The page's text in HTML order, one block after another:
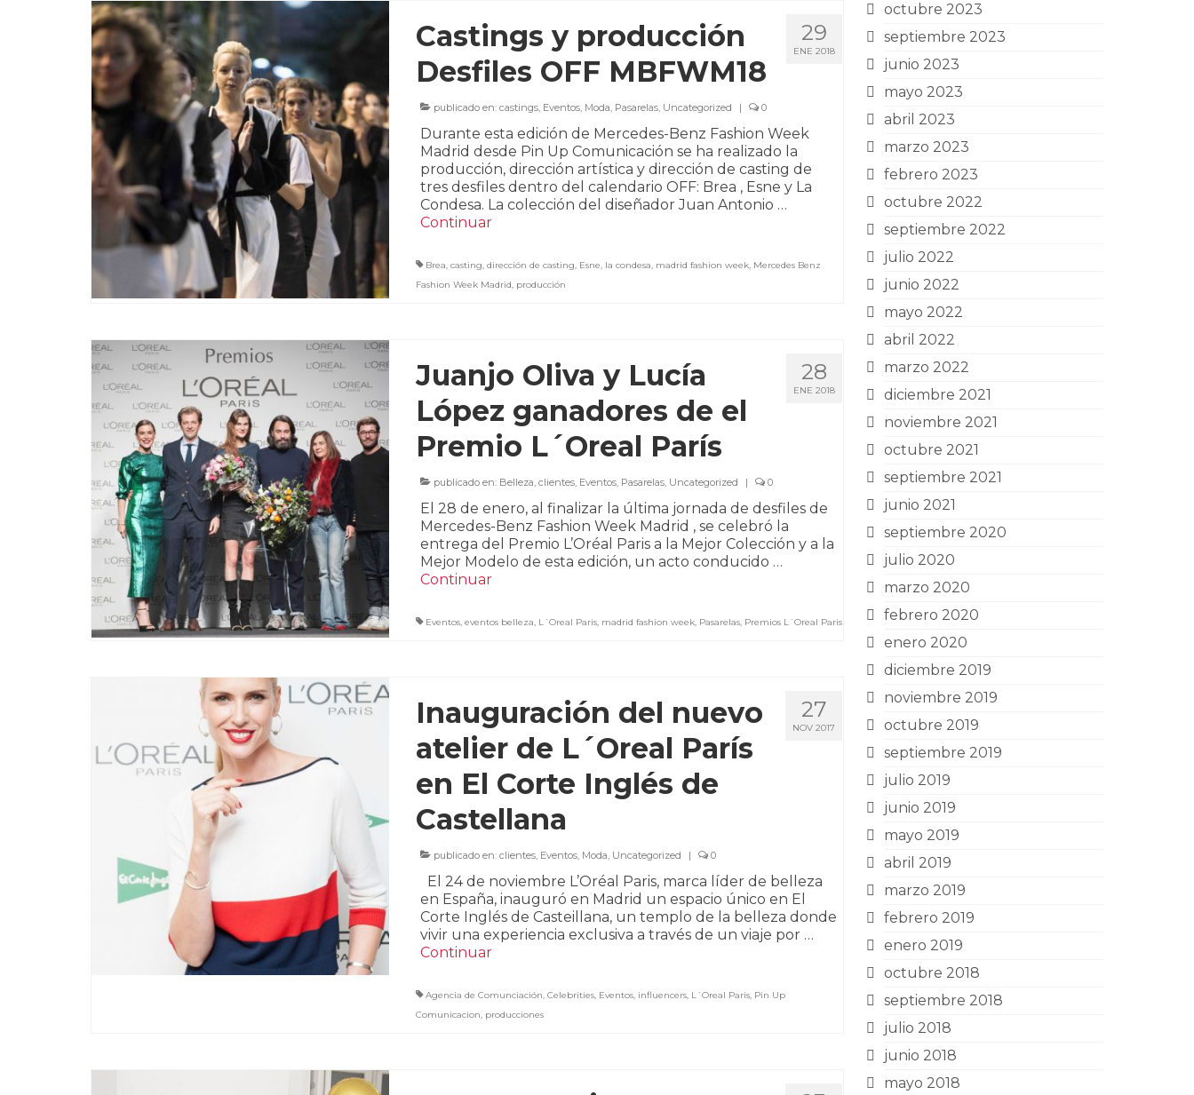
29
ENE 2018
Castings y producción
Desfiles OFF MBFWM18
publicado en: castings, Eventos, Moda Pasarelas, Uncategorized | 0
Durante esta edición de Mercedes-Benz Fashion Week
Madrid desde Pin Up Comunicación se ha realizado la
producción, dirección artística y dirección de casting de
tres desfiles dentro del calendario OFF: Brea , Esne y La
Condesa. La colección del diseñador Juan Antonio …
Continuar
Brea, casting, dirección de casting, Esne, la condesa, madrid fashion week, Mercedes Benz
Fashion Week Madrid, producción
28
ENE 2018
Juanjo Oliva y Lucía
López ganadores de el
Premio L´Oreal París
publicado en: Belleza clientes, Eventos, Pasarelas, Uncategorized | 0
El 28 de enero, al finalizar la última jornada de desfiles de
Mercedes-Benz Fashion Week Madrid , se celebró la
entrega del Premio L’Oréal Paris a la Mejor Colección y a la
Mejor Modelo de esta edición, un acto conducido …
Continuar
Eventos, eventos belleza, L´Oreal Paris, madrid fashion week, Pasarelas, Premios L´Oreal Paris
27
NOV 2017
Inauguración del nuevo
atelier de L´Oreal París
en El Corte Inglés de
Castellana
publicado en: clientes, Eventos, Moda Uncategorized | 0
El 24 de noviembre L’Oréal Paris, marca líder de belleza
en España, inauguró en Madrid un espacio único en El
Corte Inglés de Casteillana, un templo de la belleza donde
vivir una experiencia exclusiva a través de un viaje por …
Continuar
Agencia de Comunciación, Celebrities, Eventos, influencers, L´Oreal Paris, Pin Up
Comunicacion, producciones
octubre 2023
septiembre 2023
junio 2023
mayo 2023
abril 2023
marzo 2023
febrero 2023
octubre 2022
septiembre 2022
julio 2022
junio 2022
mayo 2022
abril 2022
marzo 2022
diciembre 2021
noviembre 2021
octubre 2021
septiembre 2021
junio 2021
septiembre 2020
julio 2020
marzo 2020
febrero 2020
enero 2020
diciembre 2019
noviembre 2019
octubre 2019
septiembre 2019
julio 2019
junio 2019
mayo 2019
abril 2019
marzo 2019
febrero 2019
enero 2019
octubre 2018
septiembre 2018
julio 2018
junio 2018
mayo 2018